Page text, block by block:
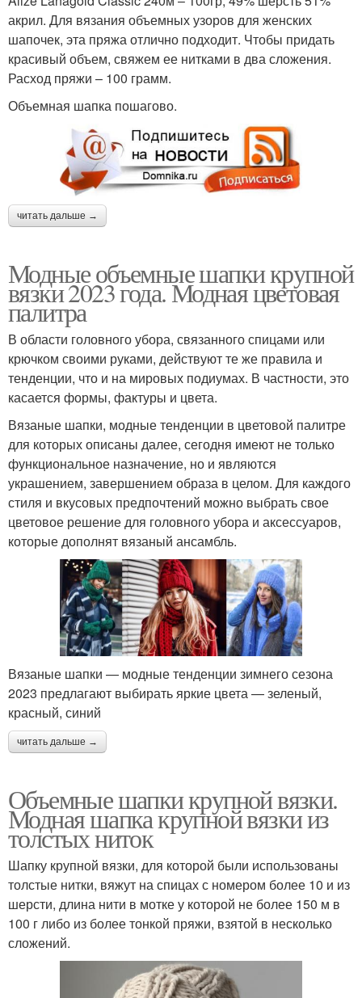
акрил. Для вязания объемных узоров для женских
шапочек, эта пряжа отлично подходит. Чтобы придать
красивый объем, свяжем ее нитками в два сложения.
Расход пряжи – 100 грамм.
Объемная шапка пошагово.
читать дальше →
Модные объемные шапки крупной
вязки 2023 года. Модная цветовая
палитра
В области головного убора, связанного спицами или
крючком своими руками, действуют те же правила и
тенденции, что и на мировых подиумах. В частности, это
касается формы, фактуры и цвета.
Вязаные шапки, модные тенденции в цветовой палитре
для которых описаны далее, сегодня имеют не только
функциональное назначение, но и являются
украшением, завершением образа в целом. Для каждого
стиля и вкусовых предпочтений можно выбрать свое
цветовое решение для головного убора и аксессуаров,
которые дополнят вязаный ансамбль.
Вязаные шапки — модные тенденции зимнего сезона
2023 предлагают выбирать яркие цвета — зеленый,
красный, синий
читать дальше →
Объемные шапки крупной вязки.
Модная шапка крупной вязки из
толстых ниток
Шапку крупной вязки, для которой были использованы
толстые нитки, вяжут на спицах с номером более 10 и из
шерсти, длина нити в мотке у которой не более 150 м в
100 г либо из более тонкой пряжи, взятой в несколько
сложений.